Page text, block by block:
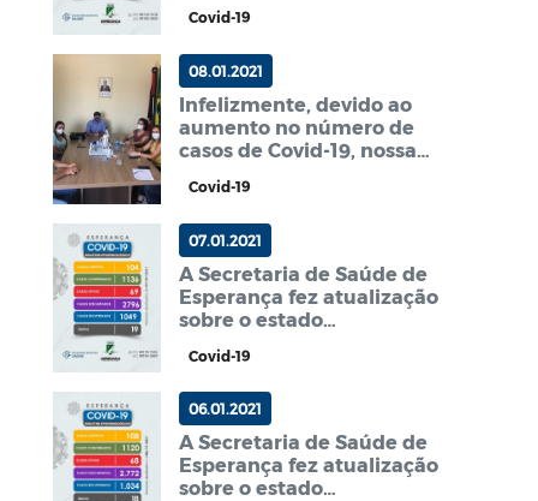
Município.
Covid-19
08.01.2021
Infelizmente, devido ao
aumento no número de
casos de Covid-19, nossa
vermelha de alerta.
Covid-19
07.01.2021
A Secretaria de Saúde de
Esperança fez atualização
sobre o estado
Município.
Covid-19
06.01.2021
A Secretaria de Saúde de
Esperança fez atualização
sobre o estado